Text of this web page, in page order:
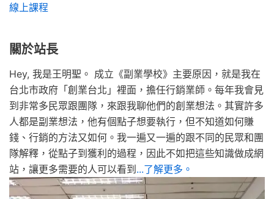
線上課程
關於站長
Hey, 我是王明聖。 成立《副業學校》主要原因，就是我在
台北市政府「創業台北」裡面，擔任行銷業師。每年我會見
到非常多民眾跟團隊，來跟我聊他們的創業想法。其實許多
人都是副業想法，他有個點子想要執行，但不知道如何賺
錢、行銷的方法又如何。我一遍又一遍的跟不同的民眾和團
隊解釋，從點子到獲利的過程，因此不如把這些知識做成網
站，讓更多需要的人可以看到...了解更多。